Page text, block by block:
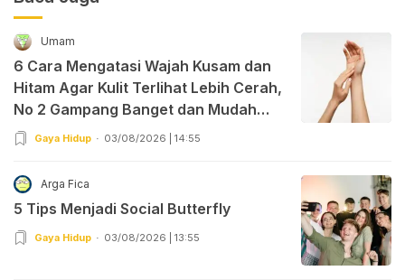
Umam
6 Cara Mengatasi Wajah Kusam dan
Hitam Agar Kulit Terlihat Lebih Cerah,
No 2 Gampang Banget dan Mudah
Dipraktekkan!
Gaya Hidup 03/08/2026 | 14:55
Arga Fica
5 Tips Menjadi Social Butterfly
Gaya Hidup 03/08/2026 | 13:55